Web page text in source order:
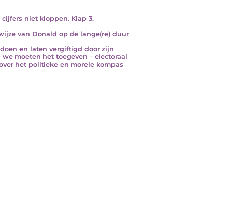
niet kloppen. Klap 3.
van Donald op de lange(re) duur
en laten vergiftigd door zijn
moeten het toegeven – electoraal
het politieke en morele kompas